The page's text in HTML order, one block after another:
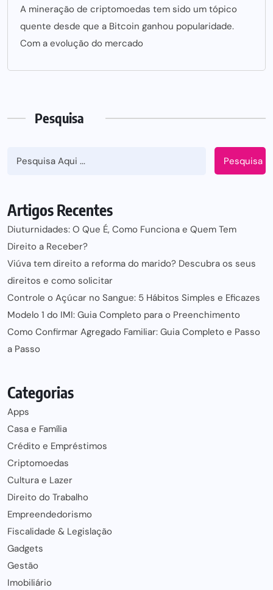
A mineração de criptomoedas tem sido um tópico
quente desde que a Bitcoin ganhou popularidade.
Com a evolução do mercado
Pesquisa
Pesquisa
Artigos Recentes
Diuturnidades: O Que É, Como Funciona e Quem Tem
Direito a Receber?
Viúva tem direito a reforma do marido? Descubra os seus
direitos e como solicitar
Controle o Açúcar no Sangue: 5 Hábitos Simples e Eficazes
Modelo 1 do IMI: Guia Completo para o Preenchimento
Como Confirmar Agregado Familiar: Guia Completo e Passo
a Passo
Categorias
Apps
Casa e Família
Crédito e Empréstimos
Criptomoedas
Cultura e Lazer
Direito do Trabalho
Empreendedorismo
Fiscalidade & Legislação
Gadgets
Gestão
Imobiliário